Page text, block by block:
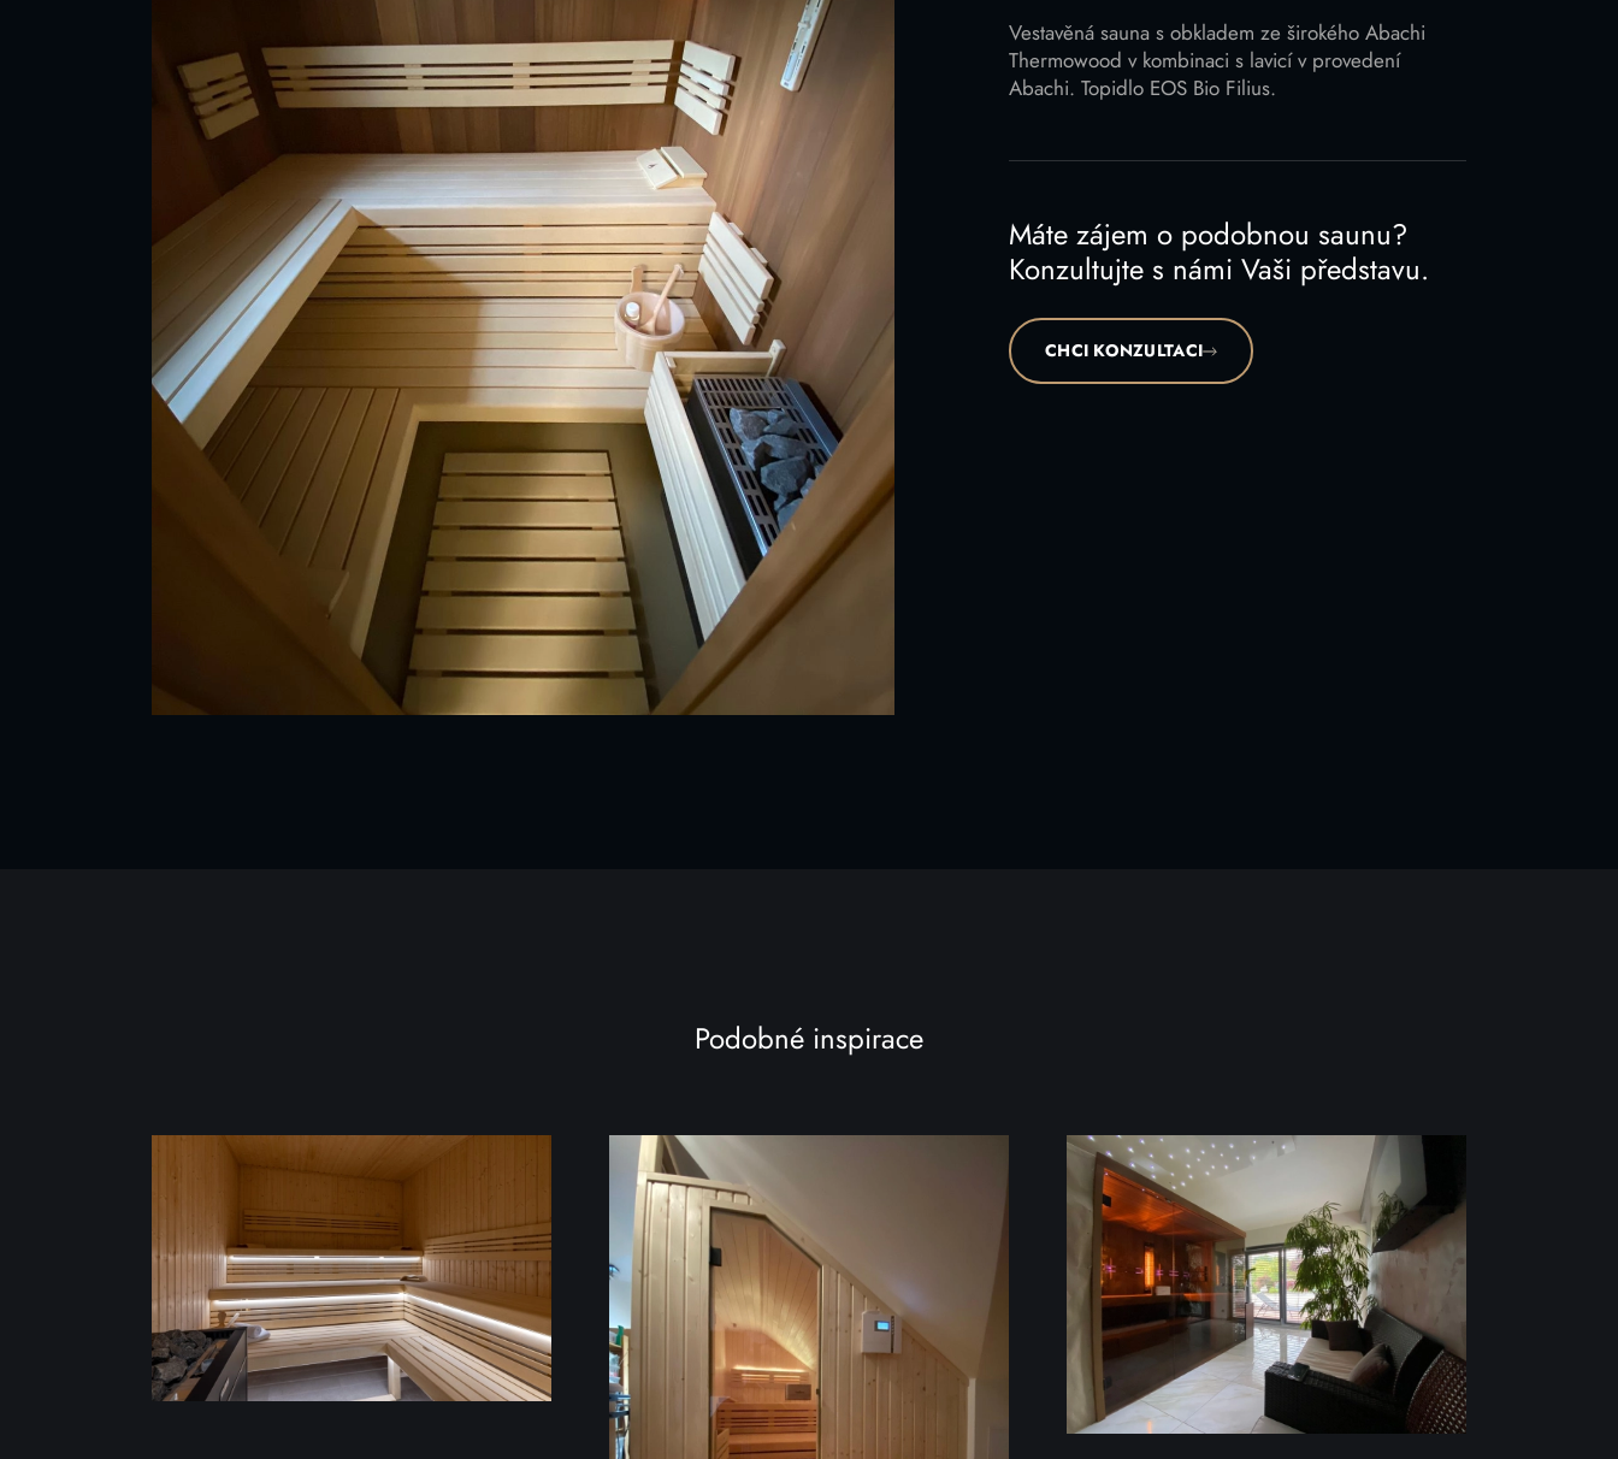
Vestavěná sauna s obkladem ze širokého Abachi
Thermowood v kombinaci s lavicí v provedení
Abachi. Topidlo EOS Bio Filius.
Máte zájem o podobnou saunu?
Konzultujte s námi Vaši představu.
CHCI KONZULTACI
Podobné inspirace